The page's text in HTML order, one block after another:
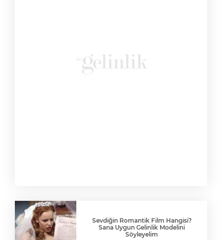
Sevdiğin Romantik Film Hangisi?
Sana Uygun Gelinlik Modelini
Söyleyelim